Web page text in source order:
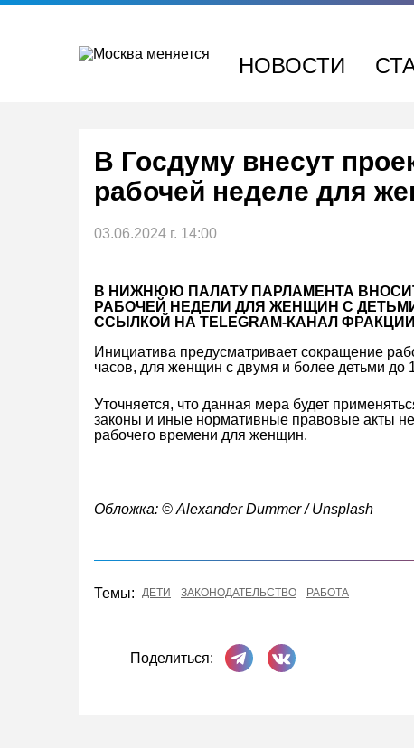
Перейти
НОВОСТИ
В Госдуму внесут
рабочей неделе для
03.06.2024 г. 14:00
В НИЖНЮЮ ПАЛАТУ ПАРЛАМЕНТА
РАБОЧЕЙ НЕДЕЛИ ДЛЯ ЖЕНЩИН С
ССЫЛКОЙ НА TELEGRAM-КАНАЛ
Инициатива предусматривает сокращение
часов, для женщин с двумя и более детьми до
Уточняется, что данная мера будет
законы и иные нормативные правовые акты
рабочего времени для женщин.
Обложка: © Alexander Dummer / Unsplash
Темы: ДЕТИ ЗАКОНОДАТЕЛЬСТВО РАБОТА
Поделиться:
Поделиться в Телеграме
Поделиться ВКонтакте